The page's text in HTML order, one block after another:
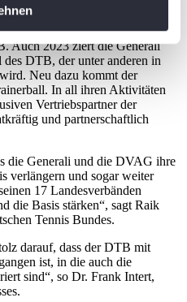
identifizieren
Ihre persönlichen Daten
Sie Ihre Präferenzen im
und Anzeigen zu
soziale Medien anbieten
unsere Website zu
wir Informationen zu Ihrer
Analysen weiter. Unsere
möglicherweise mit
Sie ihnen bereitgestellt
weitet die Generali ihre
Offizieller Versicherungspartner
Auch 2023 ziert die Generali
DTB, der unter anderen in
Neu dazu kommt der
In all ihren Aktivitäten
Vertriebspartner der
und partnerschaftlich
die Generali und die DVAG ihre
verlängern und sogar weiter
17 Landesverbänden
die Basis stärken“, sagt Raik
Tennis Bundes.
darauf, dass der DTB mit
ist, in die auch die
sind“, so Dr. Frank Intert,